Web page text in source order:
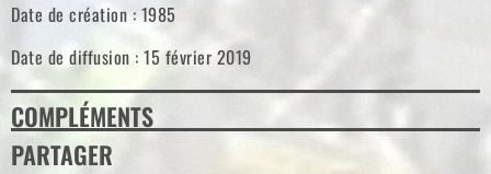
Date de création : 1985
Date de diffusion : 15 février 2019
COMPLÉMENTS
PARTAGER